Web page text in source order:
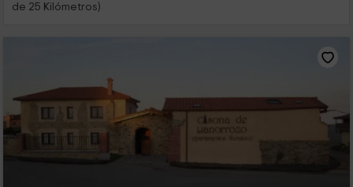
de 25 Kilómetros)